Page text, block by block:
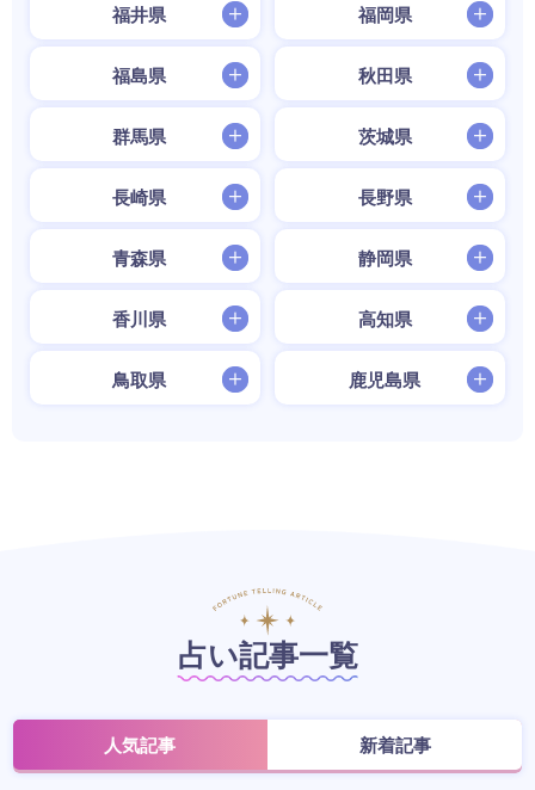
福井県 福岡県
福島県 秋田県
群馬県 茨城県
長崎県 長野県
青森県 静岡県
香川県 高知県
鳥取県 鹿児島県
占い記事一覧
人気記事 新着記事